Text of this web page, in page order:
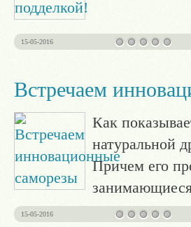
15-05-2016
Встречаем
Как
натуральной
Причем его
15-05-2016